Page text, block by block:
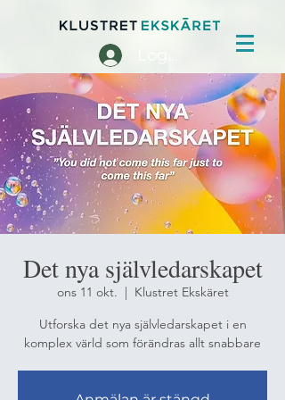
Det nya självledarskapet
ons 11 okt.
  |
Klustret Ekskäret
Utforska det nya självledarskapet i en
komplex värld som förändras allt snabbare